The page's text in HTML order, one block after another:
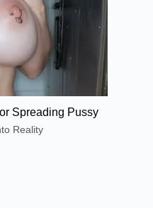
Spreading Pussy
Reality